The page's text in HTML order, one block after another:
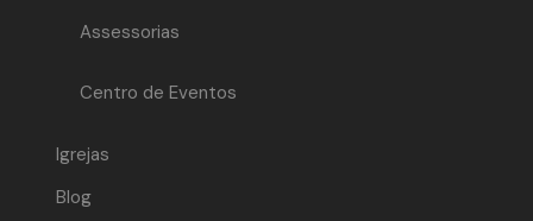
Assessorias
Centro de Eventos
Igrejas
Blog